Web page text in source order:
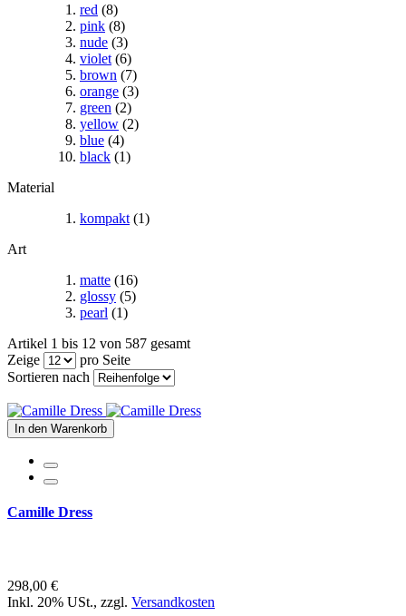
red (8)
pink (8)
nude (3)
violet (6)
brown (7)
orange (3)
green (2)
yellow (2)
blue (4)
black (1)
Material
kompakt (1)
Art
matte (16)
glossy (5)
pearl (1)
Artikel 1 bis 12 von 587 gesamt
Zeige
pro Seite
Sortieren nach
In den Warenkorb
Camille Dress
298,00 €
Inkl. 20% USt., zzgl. Versandkosten